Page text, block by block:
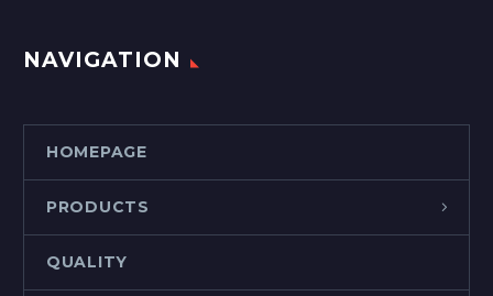
NAVIGATION
HOMEPAGE
PRODUCTS
QUALITY